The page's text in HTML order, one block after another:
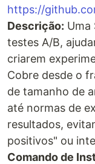
https://
Descrição: Uma
testes A/B,
criarem
Cobre desde o
de tamanho de
até normas de
resultados,
positivos" ou
Comando de